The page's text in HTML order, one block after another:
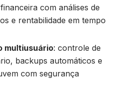
com análises de
e rentabilidade em tempo
multiusuário: controle de
backups automáticos e
com segurança